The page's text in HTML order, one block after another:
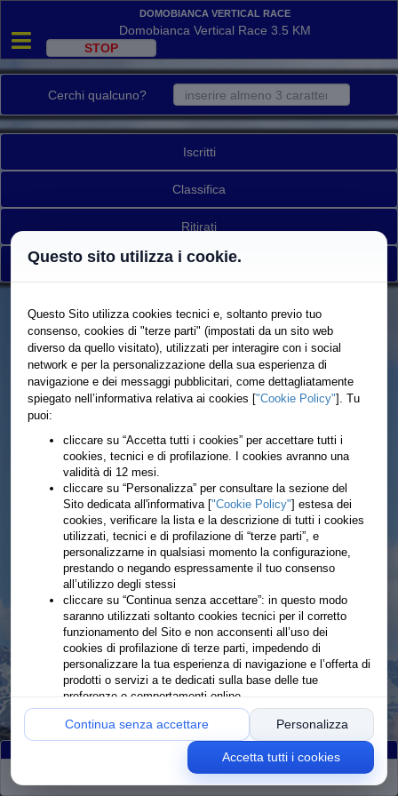
Domobianca Vertical Race
Domobianca Vertical Race 3.5 KM
Cerchi qualcuno?
Iscritti
Classifica
Ritirati
Torna a elenco gare
:205 Ritirati:0 Rimanenti:0
Questo sito utilizza i cookie.
Questo Sito utilizza cookies tecnici e, soltanto previo tuo
consenso, cookies di "terze parti" (impostati da un sito web
diverso da quello visitato), utilizzati per interagire con i social
network e per la personalizzazione della sua esperienza di
navigazione e dei messaggi pubblicitari, come dettagliatamente
spiegato nell’informativa relativa ai cookies ["Cookie Policy"]. Tu
puoi:
cliccare su “Accetta tutti i cookies” per accettare tutti i
cookies, tecnici e di profilazione. I cookies avranno una
validità di 12 mesi.
cliccare su “Personalizza” per consultare la sezione del
Sito dedicata all'informativa ["Cookie Policy"] estesa dei
cookies, verificare la lista e la descrizione di tutti i cookies
utilizzati, tecnici e di profilazione di “terze parti”, e
personalizzarne in qualsiasi momento la configurazione,
prestando o negando espressamente il tuo consenso
all’utilizzo degli stessi
cliccare su “Continua senza accettare”: in questo modo
saranno utilizzati soltanto cookies tecnici per il corretto
funzionamento del Sito e non acconsenti all’uso dei
cookies di profilazione di terze parti, impedendo di
personalizzare la tua esperienza di navigazione e l’offerta di
prodotti o servizi a te dedicati sulla base delle tue
preferenze o comportamenti online
Continua senza accettare Personalizza
Accetta tutti i cookies